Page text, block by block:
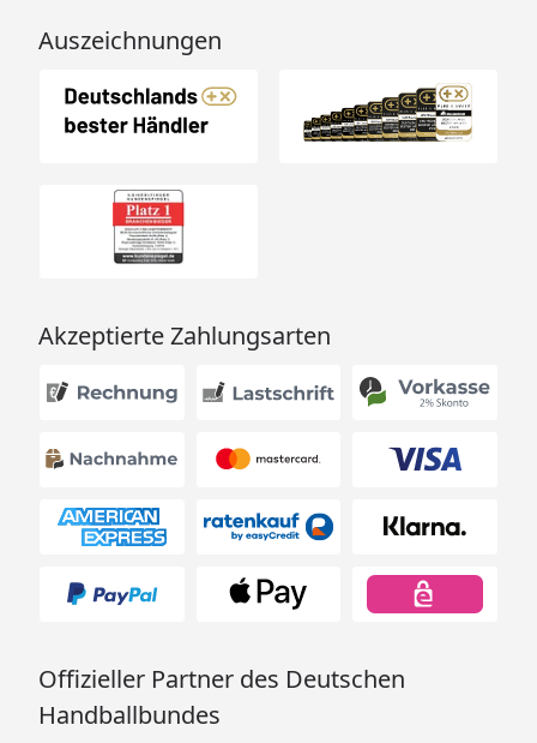
Auszeichnungen
Akzeptierte Zahlungsarten
Offizieller Partner des Deutschen
Handballbundes